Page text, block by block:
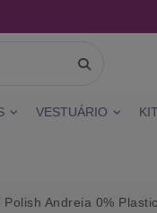
VESTUÁRIO
Andreia 0%